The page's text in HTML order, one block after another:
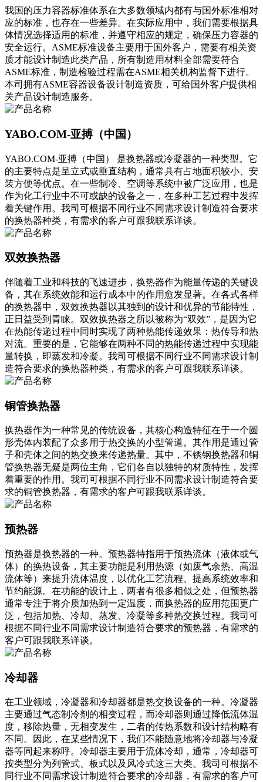
我国的压力容器标准体系在大多数领域内都有与国外标准相对
应的标准，也存在一些差异。在实际应用中，我们需要根据具
体情况选择适用的标准，并遵守相应的规定，确保压力容器的
安全运行。ASME标准设备主要用于国外客户，需要有相关资
质才能设计制造此类产品，所有制造用材料全部需要符合
ASME标准，制造检验过程需在ASME相关机构监督下进行。
本司拥有ASME容器设备设计制造资质，可给国外客户提供相
关产品设计制造服务。
YABO.COM-亚搏（中国）
‍‌​​‌‌​‌​‍‌​​​‌‌​​‍‌​​​‌​‌​‍‌​​‌​​‌​‍‌​‌‌​‌‌‌‍‌​​‌‌​‌​‍‌​‌‌​‌​‌‍‌​‌‌​‌‌​‍‌​‌​‌‌‌‌‍‌​‌‌​‌‌​‍‌​‌‌‌​​​‍‌​​‌‌​‌​‍‌‌​​‌‌‌​‍‌​​‌‌‌‌​‍‌​‌​‌​‌‌‍‌‌​​‌​​‌‍‌​​‌‌​​​‍‌​‌​‌‌‌​‍‌​​​‌​‌‌‍‌​​‌​​​‌‍‌​​‌‌‌​​YABO.COM-亚搏（中国） 是换热器或冷凝器的一种类型。它
的主要特点是呈立式或垂直结构，通常具有占地面积较小、安
装方便等优点。在一些制冷、空调等系统中被广泛应用，也是
作为化工行业中不可或缺的设备之一，在多种工艺过程中发挥
着关键作用。我司可根据不同行业不同需求设计制造符合要求
的换热器种类，有需求的客户可跟我联系详谈。
双效换热器
伴随着工业和科技的飞速进步，换热器作为能量传递的关键设
备，其在系统效能和运行成本中的作用愈发显著。在各式各样
的换热器中，双效换热器以其独到的设计和优异的节能特性，
正日益受到青睐。双效换热器之所以被称为“双效”，是因为它
在热能传递过程中同时实现了两种热能传递效果：热传导和热
对流。重要的是，它能够在两种不同的热能传递过程中实现能
量转换，即蒸发和冷凝。我司可根据不同行业不同需求设计制
造符合要求的换热器种类，有需求的客户可跟我联系详谈。
铜管换热器
换热器作为一种常见的传统设备，其核心构造特征在于一个圆
形壳体内装配了众多用于热交换的小型管道。其作用是通过管
子和壳体之间的热交换来传递热量。其中，不锈钢换热器和铜
管换热器无疑是两位主角，它们各自以独特的材质特性，发挥
着重要的作用。我司可根据不同行业不同需求设计制造符合要
求的铜管换热器，有需求的客户可跟我联系详谈。
预热器
预热器是换热器的一种。预热器特指用于预热流体（液体或气
体）的换热设备，其主要功能是利用热源（如废气余热、高温
流体等）来提升流体温度，以优化工艺流程、提高系统效率和
节约能源。在功能的设计上，两者有很多相似之处，但预热器
通常专注于将介质加热到一定温度，而换热器的应用范围更广
泛，包括加热、冷却、蒸发、冷凝等多种热交换过程。我司可
根据不同行业不同需求设计制造符合要求的预热器，有需求的
客户可跟我联系详谈。
冷却器
在工业领域，冷凝器和冷却器都是热交换设备的一种。冷凝器
主要通过气态制冷剂的相变过程，而冷却器则通过降低流体温
度，移除热量，无相变发生，二者的传热系数和设计结构略有
不同。因此，在某些情况下，我们不能随意地将冷却器与冷凝
器等同起来称呼。冷却器主要用于流体冷却，通常，冷却器可
按类型分为列管式、板式以及风冷式这三大类。我司可根据不
同行业不同需求设计制造符合要求的冷却器，有需求的客户可